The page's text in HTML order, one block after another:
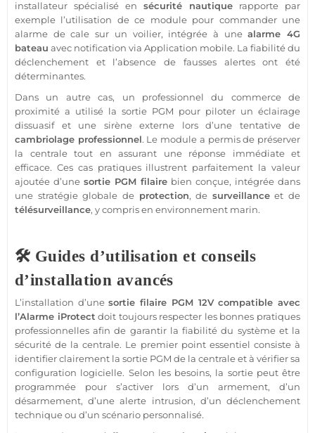
installateur spécialisé en sécurité nautique rapporte par
exemple l’utilisation de ce modulepour commander une
alarme de cale sur un voilier, intégrée à unealarme 4G
bateau avec notification via Application mobile. La fiabilité du
déclenchement et l’absence de fausses alertes ont été
déterminantes.
Dans un autre cas, un professionnel du commercede
proximité a utilisé la sortie PGM pour piloter un éclairage
dissuasif et une sirèneexterne lors d’une tentative de
cambriolage professionnel. Le module a permis de préserver
la centraletout en assurant une réponse immédiate et
efficace. Ces cas pratiques illustrent parfaitement la valeur
ajoutée d’une sortie PGM filaire bien conçue, intégrée dans
une stratégie globale de protection, de surveillanceet de
télésurveillance, y compris en environnement marin.
🛠️ Guides d’utilisation et conseils
d’installation avancés
L’installation d’unesortie filaire PGM 12V compatible avec
l’Alarme iProtect doit toujours respecter les bonnes pratiques
professionnelles afin de garantir la fiabilité du systèmeet la
sécurité de lacentrale. Le premier point essentiel consiste à
identifier clairement la sortie PGM de la centraleet à vérifier sa
configuration logicielle. Selon les besoins, la sortiepeut être
programmée pour s’activer lors d’un armement, d’un
désarmement, d’une alerte intrusion, d’un déclenchement
technique ou d’un scénario personnalisé.